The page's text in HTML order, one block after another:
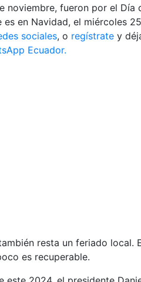
noviembre, fueron por el Día
es en Navidad, el miércoles
sociales, o regístrate y
Ecuador.
resta un feriado
es recuperable.